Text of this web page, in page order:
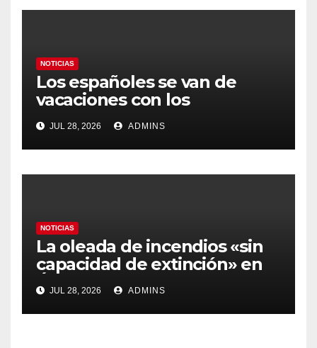
NOTICIAS
Los españoles se van de
vacaciones con los
carburantes hasta un 21%
más caros que el año pasado
y los hoteles disparados
JUL 28, 2026 ADMINS
NOTICIAS
La oleada de incendios «sin
capacidad de extinción» en
Ávila y al oeste de Madrid
obliga a declarar la
emergencia nacional
JUL 28, 2026 ADMINS